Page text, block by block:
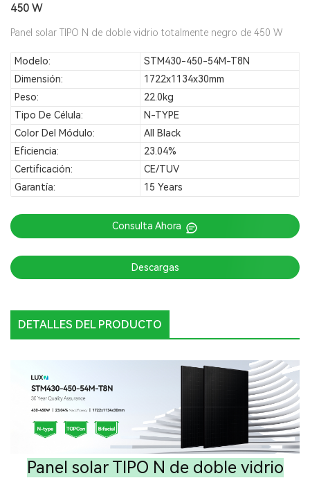
450 W
Panel solar TIPO N de doble vidrio totalmente negro de 450 W
Modelo:
STM430-450-54M-T8N
Dimensión:
1722x1134x30mm
Peso:
22.0kg
Tipo De Célula:
N-TYPE
Color Del Módulo:
All Black
Eficiencia:
23.04%
Certificación:
CE/TUV
Garantía:
15 Years
Consulta Ahora
Descargas
DETALLES DEL PRODUCTO
Panel solar TIPO N de doble vidrio